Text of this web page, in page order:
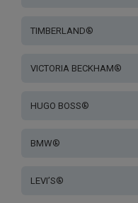
TIMBERLAND®
VICTORIA BECKHAM®
HUGO BOSS®
BMW®
LEVI’S®